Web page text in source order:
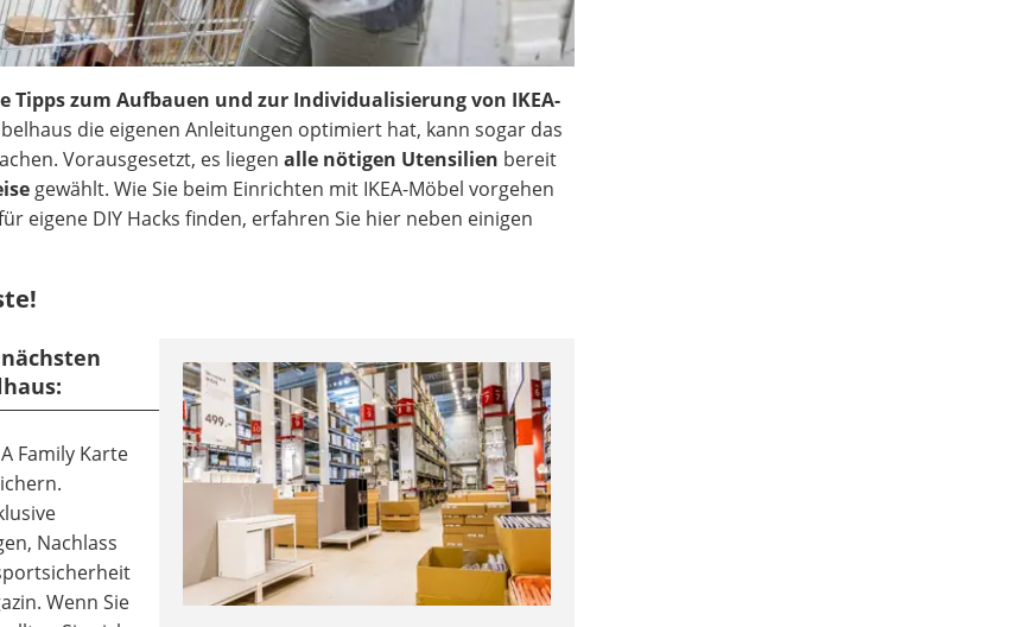
Tipps zum Aufbauen und zur Individualisierung von IKEA-
die eigenen Anleitungen optimiert hat, kann sogar das
Vorausgesetzt, es liegenalle nötigen Utensilien bereit
gewählt. Wie Sie beim Einrichten mit IKEA-Möbel vorgehen
eigene DIY Hacks finden, erfahren Sie hier neben einigen
Family Karte
Nachlass
Wenn Sie